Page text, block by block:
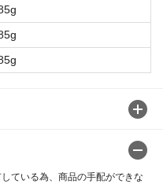
ている為、商品の手配ができな